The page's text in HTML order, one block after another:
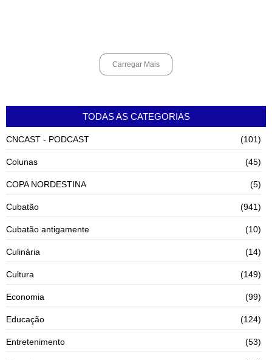
Carregar Mais
TODAS AS CATEGORIAS
CNCAST - PODCAST (101)
Colunas (45)
COPA NORDESTINA (5)
Cubatão (941)
Cubatão antigamente (10)
Culinária (14)
Cultura (149)
Economia (99)
Educação (124)
Entretenimento (53)